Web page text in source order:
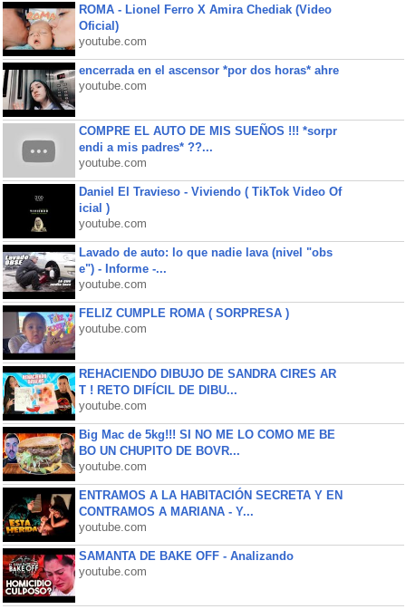
ROMA - Lionel Ferro X Amira Chediak (Video
Oficial)
youtube.com
encerrada en el ascensor *por dos horas* ahre
youtube.com
COMPRE EL AUTO DE MIS SUEÑOS !!! *sorpr
endi a mis padres* ??...
youtube.com
Daniel El Travieso - Viviendo ( TikTok Video Of
icial )
youtube.com
Lavado de auto: lo que nadie lava (nivel "obs
e") - Informe -...
youtube.com
FELIZ CUMPLE ROMA ( SORPRESA )
youtube.com
REHACIENDO DIBUJO DE SANDRA CIRES AR
T ! RETO DIFÍCIL DE DIBU...
youtube.com
Big Mac de 5kg!!! SI NO ME LO COMO ME BE
BO UN CHUPITO DE BOVR...
youtube.com
ENTRAMOS A LA HABITACIÓN SECRETA Y EN
CONTRAMOS A MARIANA - Y...
youtube.com
SAMANTA DE BAKE OFF - Analizando
youtube.com